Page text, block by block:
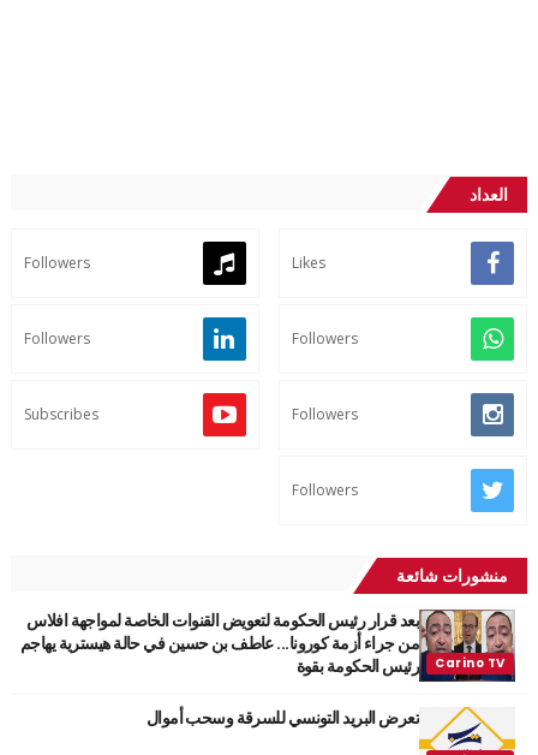
العداد
Likes
Followers
Followers
Followers
Followers
Subscribes
Followers
منشورات شائعة
بعد قرار رئيس الحكومة لتعويض القنوات الخاصة لمواجهة افلاس
من جراء أزمة كورونا... عاطف بن حسين في حالة هيسترية يهاجم
رئيس الحكومة بقوة
تعرض البريد التونسي للسرقة وسحب أموال